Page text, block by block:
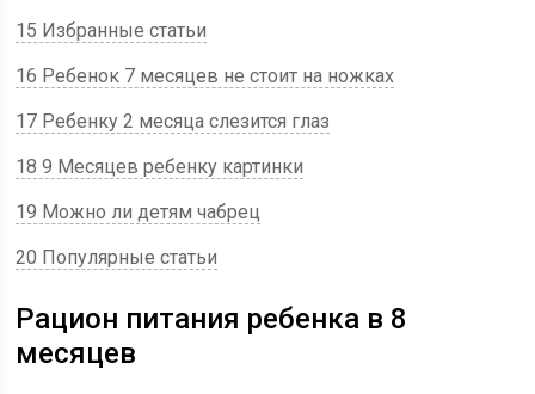
15 Избранные статьи
16 Ребенок 7 месяцев не стоит на ножках
17 Ребенку 2 месяца слезится глаз
18 9 Месяцев ребенку картинки
19 Можно ли детям чабрец
20 Популярные статьи
Рацион питания ребенка в 8
месяцев